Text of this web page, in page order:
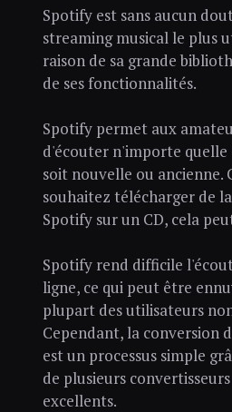
Spotify est sans aucun
streaming musical le plus
raison de sa grande
de ses fonctionnalités.
Spotify permet aux
d'écouter n'importe quelle
soit nouvelle ou ancienne.
souhaitez télécharger de
Spotify sur un CD, cela
Spotify rend difficile
ligne, ce qui peut être
plupart des utilisateurs
Cependant, la conversion
est un processus simple
de plusieurs
excellents.